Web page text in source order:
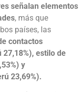
señalan elementos
, más que
países, las
contactos
estilo de
y
23,69%).